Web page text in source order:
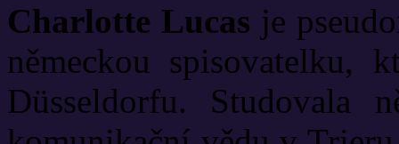
Charlotte Lucas je
německou spisovatelku,
Düsseldorfu. Studovala